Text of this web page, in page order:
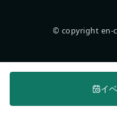
© copyright en-
イ